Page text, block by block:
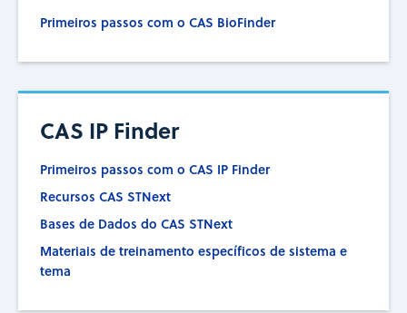
Primeiros passos com o CAS BioFinder
CAS IP Finder
Primeiros passos com o CAS IP Finder
Recursos CAS STNext
Bases de Dados do CAS STNext
Materiais de treinamento específicos de sistema e
tema